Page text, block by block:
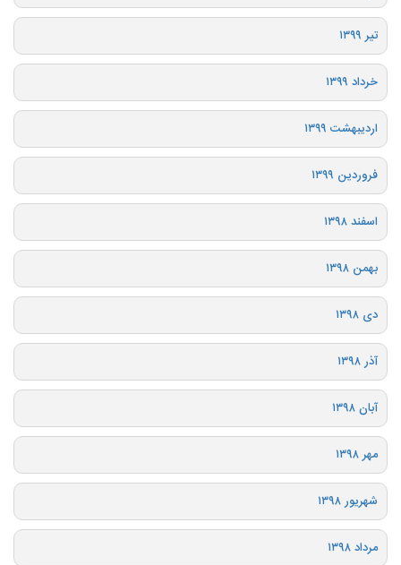
تیر ۱۳۹۹
خرداد ۱۳۹۹
اردیبهشت ۱۳۹۹
فروردین ۱۳۹۹
اسفند ۱۳۹۸
بهمن ۱۳۹۸
دی ۱۳۹۸
آذر ۱۳۹۸
آبان ۱۳۹۸
مهر ۱۳۹۸
شهریور ۱۳۹۸
مرداد ۱۳۹۸